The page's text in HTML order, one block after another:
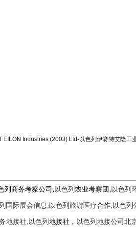
Industries (2003) Ltd-以色列伊赛特艾隆工
列商务考察公司 , 以色列 农业考察团 , 以色列
国际展会信息, 以色列旅游医疗合作, 以色列
地接社, 以色列 地接社， 以色列地接公司北